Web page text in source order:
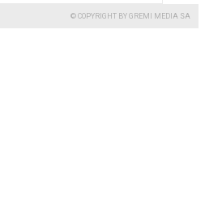
© COPYRIGHT BY GREMI MEDIA SA